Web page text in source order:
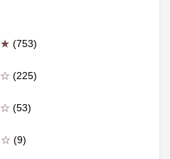
(753)
(225)
(53)
(9)